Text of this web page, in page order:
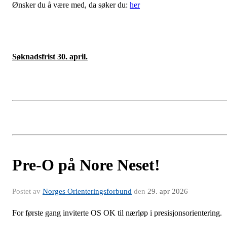
Ønsker du å være med, da søker du: her
Søknadsfrist 30. april.
Pre-O på Nore Neset!
Postet av Norges Orienteringsforbund den 29. apr 2026
For første gang inviterte OS OK til nærløp i presisjonsorientering.